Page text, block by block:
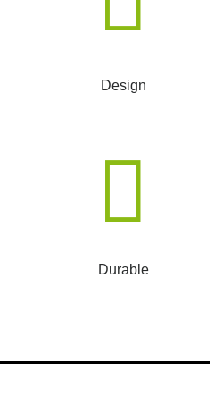
Design
Durable